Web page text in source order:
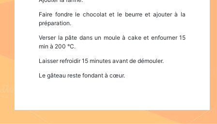
Faire fondre le chocolat et le beurre et ajouter à la
préparation.
Verser la pâte dans un moule à cake et enfourner 15
min à 200 °C.
Laisser refroidir 15 minutes avant de démouler.
Le gâteau reste fondant à cœur.